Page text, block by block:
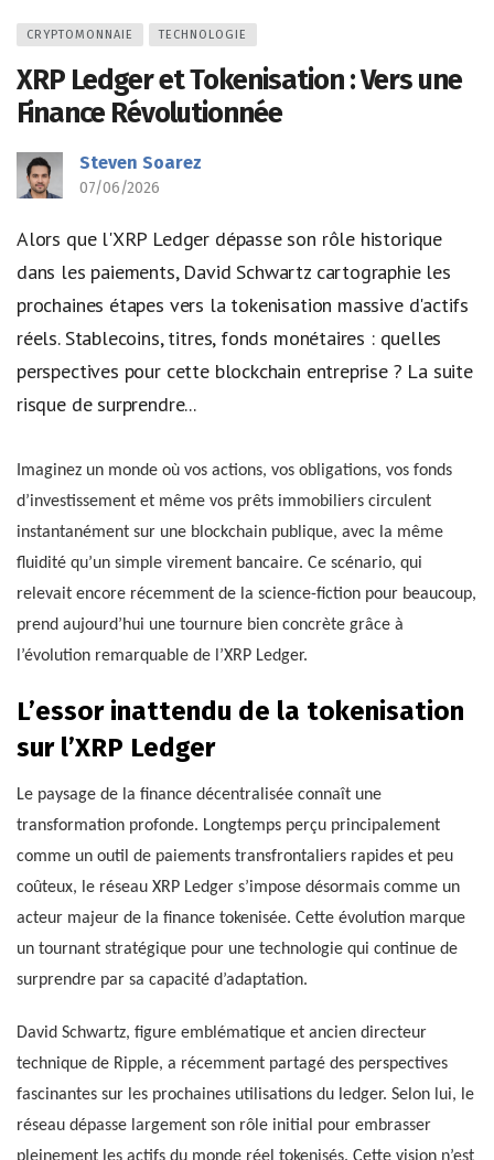
CRYPTOMONNAIE TECHNOLOGIE
XRP Ledger et Tokenisation : Vers une
Finance Révolutionnée
Steven Soarez
07/06/2026
Alors que l'XRP Ledger dépasse son rôle historique
dans les paiements, David Schwartz cartographie les
prochaines étapes vers la tokenisation massive d'actifs
réels. Stablecoins, titres, fonds monétaires : quelles
perspectives pour cette blockchain entreprise ? La suite
risque de surprendre...
Imaginez un monde où vos actions, vos obligations, vos fonds
d’investissement et même vos prêts immobiliers circulent
instantanément sur une blockchain publique, avec la même
fluidité qu’un simple virement bancaire. Ce scénario, qui
relevait encore récemment de la science-fiction pour beaucoup,
prend aujourd’hui une tournure bien concrète grâce à
l’évolution remarquable de l’XRP Ledger.
L’essor inattendu de la tokenisation
sur l’XRP Ledger
Le paysage de la finance décentralisée connaît une
transformation profonde. Longtemps perçu principalement
comme un outil de paiements transfrontaliers rapides et peu
coûteux, le réseau XRP Ledger s’impose désormais comme un
acteur majeur de la finance tokenisée. Cette évolution marque
un tournant stratégique pour une technologie qui continue de
surprendre par sa capacité d’adaptation.
David Schwartz, figure emblématique et ancien directeur
technique de Ripple, a récemment partagé des perspectives
fascinantes sur les prochaines utilisations du ledger. Selon lui, le
réseau dépasse largement son rôle initial pour embrasser